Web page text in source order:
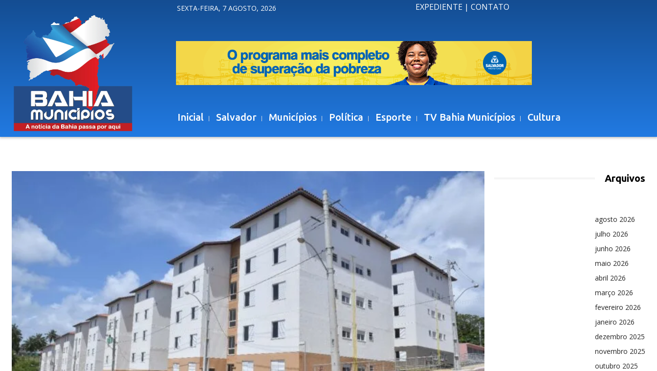
SEXTA-FEIRA, 7 AGOSTO, 2026 EXPEDIENTE | CONTATO
Inicial Salvador Municípios Política Esporte TV Bahia Municípios Cultura
Arquivos
agosto 2026
julho 2026
junho 2026
maio 2026
abril 2026
março 2026
fevereiro 2026
janeiro 2026
dezembro 2025
novembro 2025
outubro 2025